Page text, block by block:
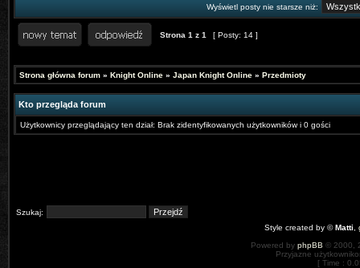
Wyświetl posty nie starsze niż:
Strona 1 z 1 [ Posty: 14 ]
Strona główna forum » Knight Online » Japan Knight Online » Przedmioty
Kto przegląda forum
Użytkownicy przeglądający ten dział: Brak zidentyfikowanych użytkowników i 0 gości
Szukaj:
Style created by ©Matti
Powered by phpBB © 2000,
Przyjazne
[ Time :